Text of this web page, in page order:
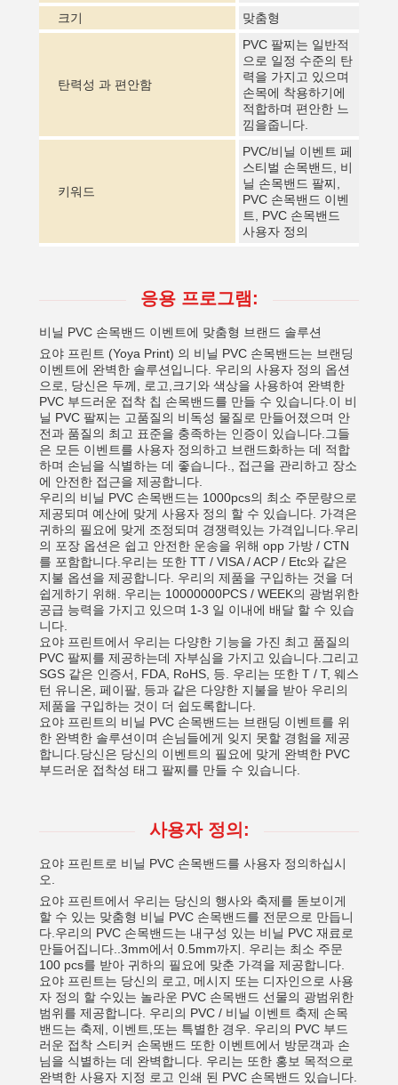
크기 맞춤형
탄력성 과 편안함
PVC 팔찌는 일반적
으로 일정 수준의 탄
력을 가지고 있으며
손목에 착용하기에
적합하며 편안한 느
낌을줍니다.
키워드
PVC/비닐 이벤트 페
스티벌 손목밴드, 비
닐 손목밴드 팔찌,
PVC 손목밴드 이벤
트, PVC 손목밴드
사용자 정의
응용 프로그램:
비닐 PVC 손목밴드 이벤트에 맞춤형 브랜드 솔루션
요야 프린트 (Yoya Print) 의 비닐 PVC 손목밴드는 브랜딩
이벤트에 완벽한 솔루션입니다. 우리의 사용자 정의 옵션
으로, 당신은 두께, 로고,크기와 색상을 사용하여 완벽한
PVC 부드러운 접착 칩 손목밴드를 만들 수 있습니다.이 비
닐 PVC 팔찌는 고품질의 비독성 물질로 만들어졌으며 안
전과 품질의 최고 표준을 충족하는 인증이 있습니다.그들
은 모든 이벤트를 사용자 정의하고 브랜드화하는 데 적합
하며 손님을 식별하는 데 좋습니다., 접근을 관리하고 장소
에 안전한 접근을 제공합니다.
우리의 비닐 PVC 손목밴드는 1000pcs의 최소 주문량으로
제공되며 예산에 맞게 사용자 정의 할 수 있습니다. 가격은
귀하의 필요에 맞게 조정되며 경쟁력있는 가격입니다.우리
의 포장 옵션은 쉽고 안전한 운송을 위해 opp 가방 / CTN
를 포함합니다.우리는 또한 TT / VISA / ACP / Etc와 같은
지불 옵션을 제공합니다. 우리의 제품을 구입하는 것을 더
쉽게하기 위해. 우리는 10000000PCS / WEEK의 광범위한
공급 능력을 가지고 있으며 1-3 일 이내에 배달 할 수 있습
니다.
요야 프린트에서 우리는 다양한 기능을 가진 최고 품질의
PVC 팔찌를 제공하는데 자부심을 가지고 있습니다.그리고
SGS 같은 인증서, FDA, RoHS, 등. 우리는 또한 T / T, 웨스
턴 유니온, 페이팔, 등과 같은 다양한 지불을 받아 우리의
제품을 구입하는 것이 더 쉽도록합니다.
요야 프린트의 비닐 PVC 손목밴드는 브랜딩 이벤트를 위
한 완벽한 솔루션이며 손님들에게 잊지 못할 경험을 제공
합니다.당신은 당신의 이벤트의 필요에 맞게 완벽한 PVC
부드러운 접착성 태그 팔찌를 만들 수 있습니다.
사용자 정의:
요야 프린트로 비닐 PVC 손목밴드를 사용자 정의하십시
오.
요야 프린트에서 우리는 당신의 행사와 축제를 돋보이게
할 수 있는 맞춤형 비닐 PVC 손목밴드를 전문으로 만듭니
다.우리의 PVC 손목밴드는 내구성 있는 비닐 PVC 재료로
만들어집니다..3mm에서 0.5mm까지. 우리는 최소 주문
100 pcs를 받아 귀하의 필요에 맞춘 가격을 제공합니다.
요야 프린트는 당신의 로고, 메시지 또는 디자인으로 사용
자 정의 할 수있는 놀라운 PVC 손목밴드 선물의 광범위한
범위를 제공합니다. 우리의 PVC / 비닐 이벤트 축제 손목
밴드는 축제, 이벤트,또는 특별한 경우. 우리의 PVC 부드
러운 접착 스티커 손목밴드 또한 이벤트에서 방문객과 손
님을 식별하는 데 완벽합니다. 우리는 또한 홍보 목적으로
완벽한 사용자 지정 로고 인쇄 된 PVC 손목밴드 있습니다.